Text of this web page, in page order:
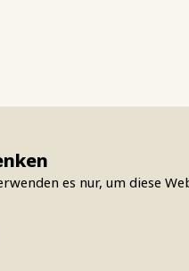
es nur, um diese